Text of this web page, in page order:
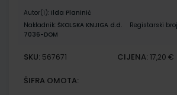
Autor(i): Ilda Planinić
Nakladnik: ŠKOLSKA KNJIGA d.d.
Registarski
7036-DOM
SKU: 567671 CIJENA: 17,20 €
ŠIFRA OMOTA: